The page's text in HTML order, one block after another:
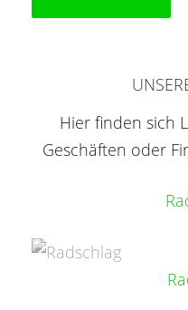
Hier finden sich
Geschäften oder